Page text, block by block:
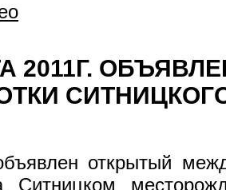
2011Г.
открытый
Ситницком